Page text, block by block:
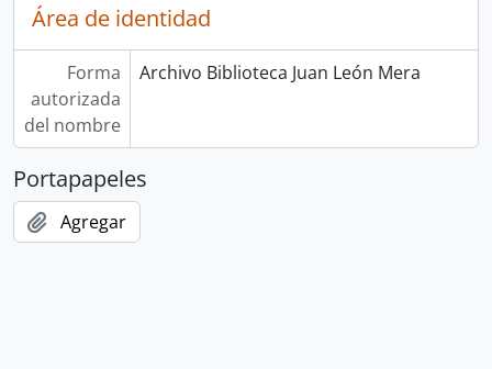
Área de identidad
Forma
autorizada
del nombre
Archivo Biblioteca Juan León Mera
Portapapeles
Agregar